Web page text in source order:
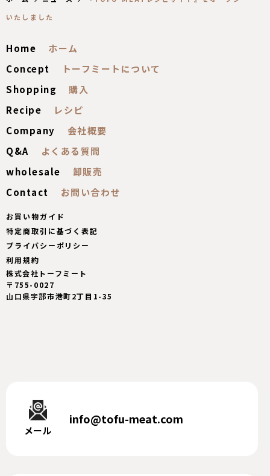
いたしました
Home
Concept
Shopping
Recipe
Company
Q&A
wholesale
Contact
お買い物ガイド
特定商取引に基づく表記
プライバシーポリシー
利用規約
メール
info@tofu-meat.com
株式会社トーフミート
〒755-0027
山口県宇部市港町2丁目1-35